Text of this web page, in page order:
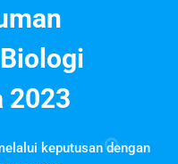
2023
keputusan dengan